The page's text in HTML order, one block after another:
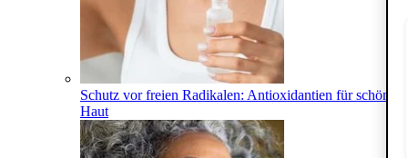
Schutz vor freien Radikalen: Antioxidantien für schöne
Haut